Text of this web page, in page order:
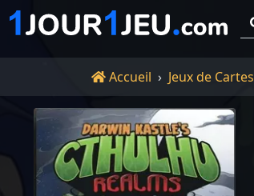
Accueil
Accueil Jeux de Cartes